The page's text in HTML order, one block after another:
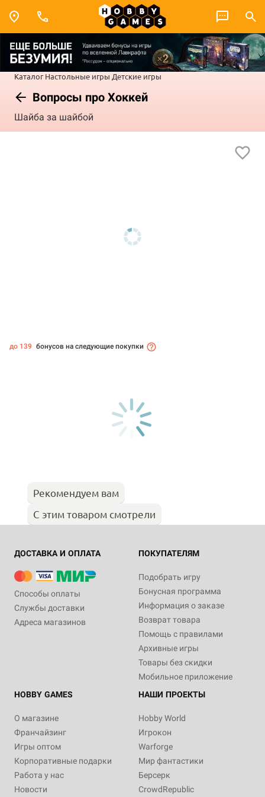
Каталог Настольные игры Детские игры
Вопросы про Хоккей
Шайба за шайбой
до 139 бонусов на следующие покупки
Рекомендуем вам
С этим товаром смотрели
ДОСТАВКА И ОПЛАТА
Способы оплаты
Службы доставки
Адреса магазинов
ПОКУПАТЕЛЯМ
Подобрать игру
Бонусная программа
Информация о заказе
Возврат товара
Помощь с правилами
Архивные игры
Товары без скидки
Мобильное приложение
HOBBY GAMES
О магазине
Франчайзинг
Игры оптом
Корпоративные подарки
Работа у нас
Новости
НАШИ ПРОЕКТЫ
Hobby World
Игрокон
Warforge
Мир фантастики
Берсерк
CrowdRepublic